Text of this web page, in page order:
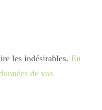
les indésirables. En
de vos